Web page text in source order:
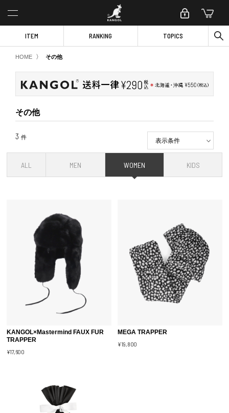
ITEM RANKING TOPICS
HOME 〉 その他
その他
3 件 表示条件
ALL MEN WOMEN KIDS
KANGOL×Mastermind FAUX FUR
TRAPPER
¥17,600
MEGA TRAPPER
¥19,800